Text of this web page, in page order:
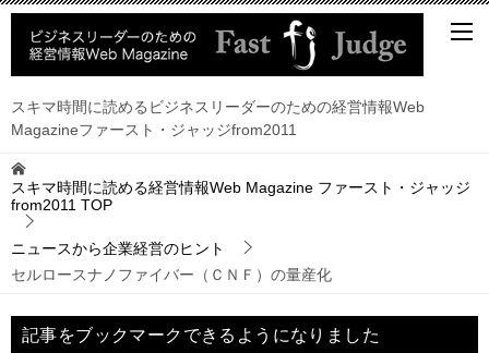
スキマ時間に読めるビジネスリーダーのための経営情報Web
Magazineファースト・ジャッジfrom2011
スキマ時間に読める経営情報Web Magazine ファースト・ジャッジ
from2011 TOP
ニュースから企業経営のヒント
セルロースナノファイバー（ＣＮＦ）の量産化
記事をブックマークできるようになりました